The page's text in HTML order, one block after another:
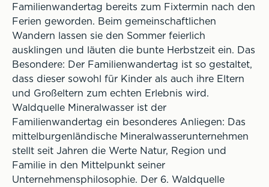
Familienwandertag bereits zum Fixtermin nach den
Ferien geworden. Beim gemeinschaftlichen
Wandern lassen sie den Sommer feierlich
ausklingen und läuten die bunte Herbstzeit ein. Das
Besondere: Der Familienwandertag ist so gestaltet,
dass dieser sowohl für Kinder als auch ihre Eltern
und Großeltern zum echten Erlebnis wird.
Waldquelle Mineralwasser ist der
Familienwandertag ein besonderes Anliegen: Das
mittelburgenländische Mineralwasserunternehmen
stellt seit Jahren die Werte Natur, Region und
Familie in den Mittelpunkt seiner
Unternehmensphilosophie. Der 6. Waldquelle